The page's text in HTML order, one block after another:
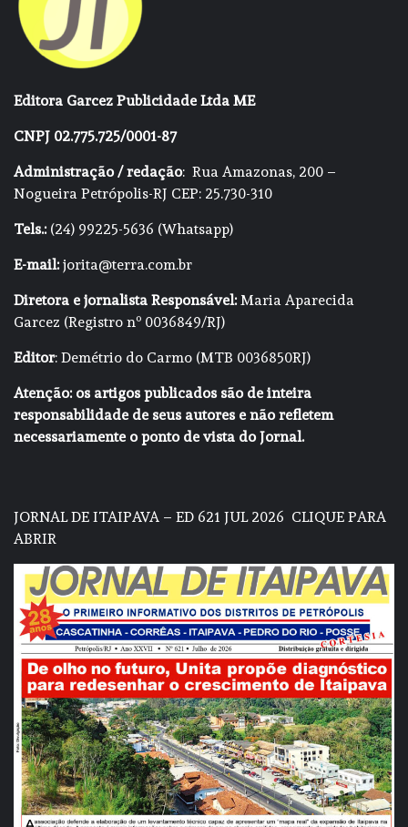
Editora Garcez Publicidade Ltda ME
CNPJ 02.775.725/0001-87
Administração / redação: Rua Amazonas, 200 –
Nogueira Petrópolis-RJ CEP: 25.730-310
Tels.:(24) 99225-5636 (Whatsapp)
E-mail:jorita@terra.com.br
Diretora e jornalista Responsável:Maria Aparecida
Garcez (Registro nº 0036849/RJ)
Editor: Demétrio do Carmo (MTB 0036850RJ)
Atenção: os artigos publicados são de inteira
responsabilidade de seus autores e não refletem
necessariamente o ponto de vista do Jornal.
JORNAL DE ITAIPAVA – ED 621 JUL 2026 CLIQUE PARA
ABRIR